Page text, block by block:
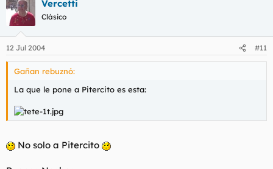
Vercetti
Clásico
12 Jul 2004 #11
Gañan rebuznó:
La que le pone a Pitercito es esta:
No solo a Pitercito